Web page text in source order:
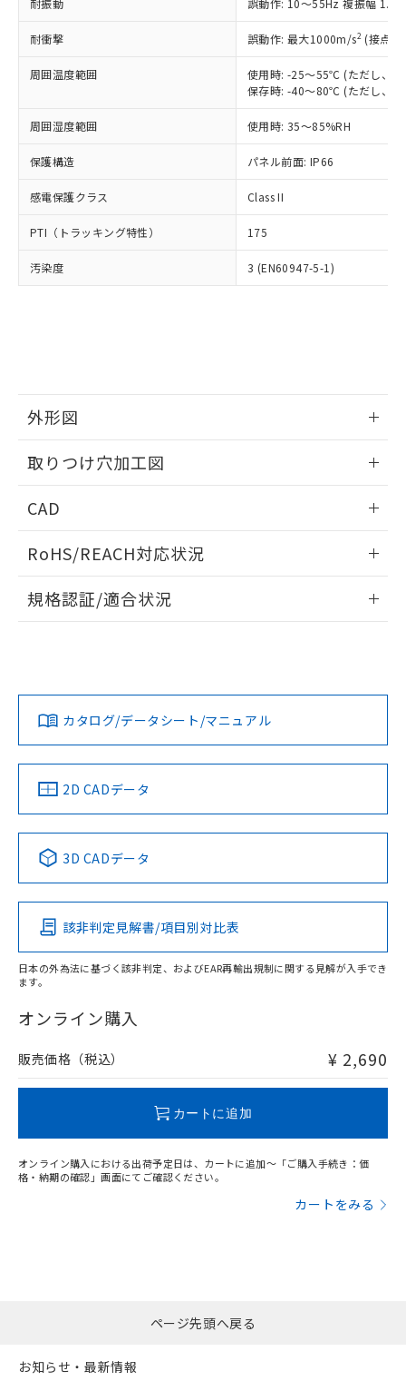
耐振動 誤動作: 10～55Hz 複振幅
耐衝撃 誤動作: 最大1000m/s2 (接点
周囲温度範囲
使用時: -25～55℃ (ただし、氷
保存時: -40～80℃ (ただし、氷
周囲湿度範囲 使用時: 35～85%RH
保護構造 パネル前面: IP66
感電保護クラス Class II
PTI（トラッキング特性） 175
汚染度 3 (EN60947-5-1)
外形図
取りつけ穴加工図
CAD
ドすることができます。
ログイン/会員登録
ダウンロードデータをご利用いただく前に、以下を必ずお読
みください。
ソフトウェアの使用条件
RoHS/REACH対応状況
EU RoHS 注意事項・凡例
対応済み
中国 RoHS 注意事項・凡例
Pb Hg Cd Cr(VI)
O
在庫等で未対応品が混在する可能性があります。
問い合わせください。
規格認証/適合状況
カタログ/データシート/マニュアル
2D CADデータ
3D CADデータ
該非判定見解書/項目別対比表
日本の外為法に基づく該非判定、およびEAR再輸出規制に関する見解が入手でき
ます。
オンライン購入
販売価格（税込） ¥ 2,690
カートに追加
オンライン購入における出荷予定日は、カートに追加～「ご購入手続き：価
格・納期の確認」画面にてご確認ください。
カートをみる
正式な納期状況および標準価格はお客
様のお取引先、またはお客様担当のオ
ムロン制御機器販売店・当社販売員に
オムロン制御機器販売店や当社販売拠
販売ネットワーク
」をご確認
在庫状況および標準価格結果を当社の
事前の承諾なく第三者に漏洩または開
示しないようお願いします。
マイパーツ機能（部品リスト作成サー
ビス）をご利用いただくには、I-Web
メンバーズにご登録されている必要が
お客様が当ウェブサイト上で当社にご
指します。
但し、RoHS指令で産業用監視および制御機器に対する
適用除外項目は除く。
フタル酸エステル類の４物質については閾値を超える意
図的な使用がないことを確認しています。
部品在庫の切り替え状況などにより、予定
月が前後することがあります。
※3 非含有証明書ダウンロード
51物質の非含有証明書（当社基準）
※本証明書は発行日時点で非含有を証明す
るもので、過去に遡って非含有を証明する
ものではありません。
また、RoHS指令のフタル酸エステル類４
欄に対応日を記載しておりました。
既に当社にて対応品への在庫切替を完了
していることから、特段のことがない限
り、2022年1月12日より割愛しておりま
す。
DBP(フタル酸ジブチル) : 1000ppm、 DIBP(フタル酸ジ
イソブチル) : 1000ppm、 BBP(フタル酸ブチルベンジ
DEHP(フタル酸ビス(2-エチルヘキシル)) : 1000ppm
準値以下であることを示します。
「10」：通常の使用状況下において有害物
質が外部に漏えいし、環境に深刻な影響を
及ぼさない年数を意味します。
「－」：未確認です。当社販売部門へお問
全に破砕するなど、違法に輸出されな
いよう必要な手段を講じます。
当社は貴社製品を、核兵器、ミサイ
ル、化学兵器、生物兵器またはその他
武器並びにこれらの製造装置等に一切
当社は、貴社製品を第三者に販売する
場合は、上記1、2および3の内容を当
該第三者に通知します。また当社は、
販売先および販売に係わる関係者が違
法に輸出するおそれがある場合は、取
り引きをいたしません。
一定数には満たないが在庫あり
－
在庫なし(最新の在庫状況につ
いては、お客様のお取引先、ま
たはお客様担当のオムロン制御
機器販売店・当社販売員にご確
空
受注生産機種、また在庫状況の
情報を公開していない機種
ページ先頭へ戻る
お知らせ・最新情報